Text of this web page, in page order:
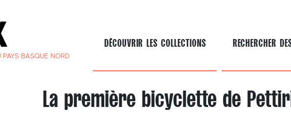
BASQUE NORD
DÉCOUVRIR LES COLLECTIONS RECHERCHER
La première bicyclette de